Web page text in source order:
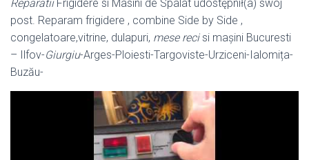
ReparatiiFrigidere si Masini de Spalat udostępnił(a) swój
post. Reparam frigidere , combine Side by Side ,
congelatoare,vitrine, dulapuri, mese recisi mașini Bucuresti
– Ilfov-Giurgiu-Arges-Ploiesti-Targoviste-Urziceni-Ialomița-
Buzău-